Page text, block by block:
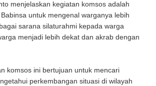
menjelaskan kegiatan komsos adalah
untuk mengenal warganya lebih
sarana silaturahmi kepada warga
menjadi lebih dekat dan akrab dengan
komsos ini bertujuan untuk mencari
perkembangan situasi di wilayah